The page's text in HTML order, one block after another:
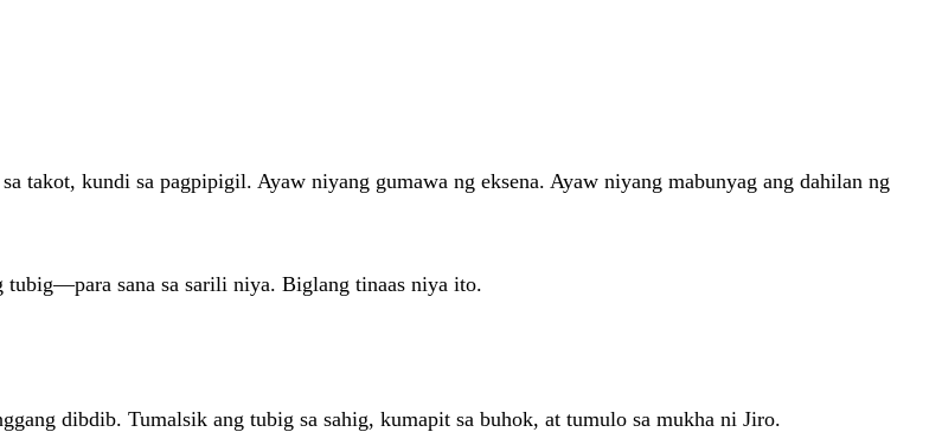
kundi sa pagpipigil. Ayaw niyang gumawa ng eksena. Ayaw niyang mabunyag ang dahilan ng
sana sa sarili niya. Biglang tinaas niya ito.
dibdib. Tumalsik ang tubig sa sahig, kumapit sa buhok, at tumulo sa mukha ni Jiro.